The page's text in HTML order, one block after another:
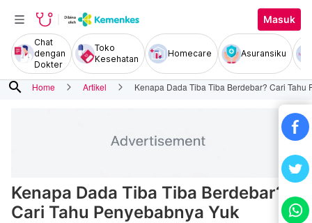
Masuk
Chat
dengan
Dokter
Toko
Kesehatan
Homecare Asuransiku
search Home Artikel Kenapa Dada Tiba Tiba Berdebar? Cari Tahu
Kenapa Dada Tiba Tiba Berdebar?
Cari Tahu Penyebabnya Yuk